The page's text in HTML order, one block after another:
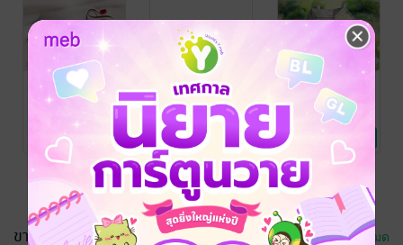
ราคารักพันธะ
ใต้เงาแค้น
ต้นอ้อ
/ นิยายของ
นิยายโรมานซ์
1 Rating
กรุณาเข้าสู่
ระบบก่อน
คลั่งรักยัยตัว
/ นิยายของ
ต้นอ้อ
นิยายโรมานซ์
1 Rating
ขายดี ดูทั้งหมด